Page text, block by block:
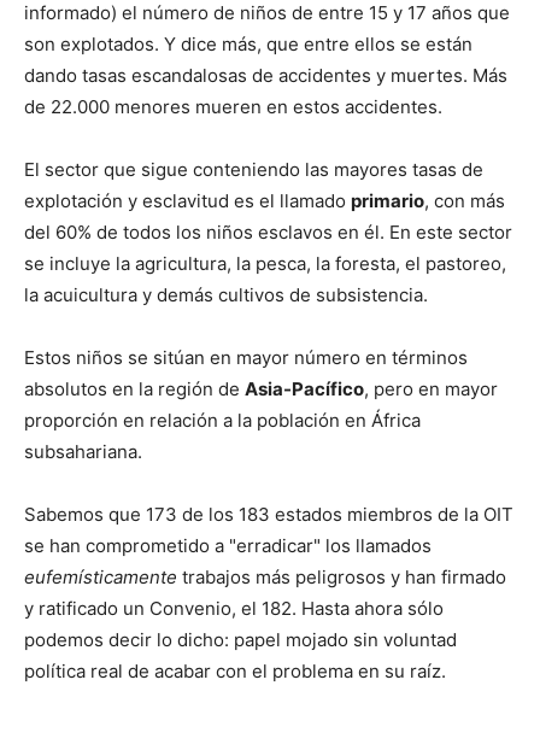
informado) el número de niños de entre 15 y 17 años que
son explotados. Y dice más, que entre ellos se están
dando tasas escandalosas de accidentes y muertes. Más
de 22.000 menores mueren en estos accidentes.
El sector que sigue conteniendo las mayores tasas de
explotación y esclavitud es el llamado primario, con más
del 60% de todos los niños esclavos en él. En este sector
se incluye la agricultura, la pesca, la foresta, el pastoreo,
la acuicultura y demás cultivos de subsistencia.
Estos niños se sitúan en mayor número en términos
absolutos en la región de Asia-Pacífico, pero en mayor
proporción en relación a la población en África
subsahariana.
Sabemos que 173 de los 183 estados miembros de la OIT
se han comprometido a "erradicar" los llamados
eufemísticamente trabajos más peligrosos y han firmado
y ratificado un Convenio, el 182. Hasta ahora sólo
podemos decir lo dicho: papel mojado sin voluntad
política real de acabar con el problema en su raíz.